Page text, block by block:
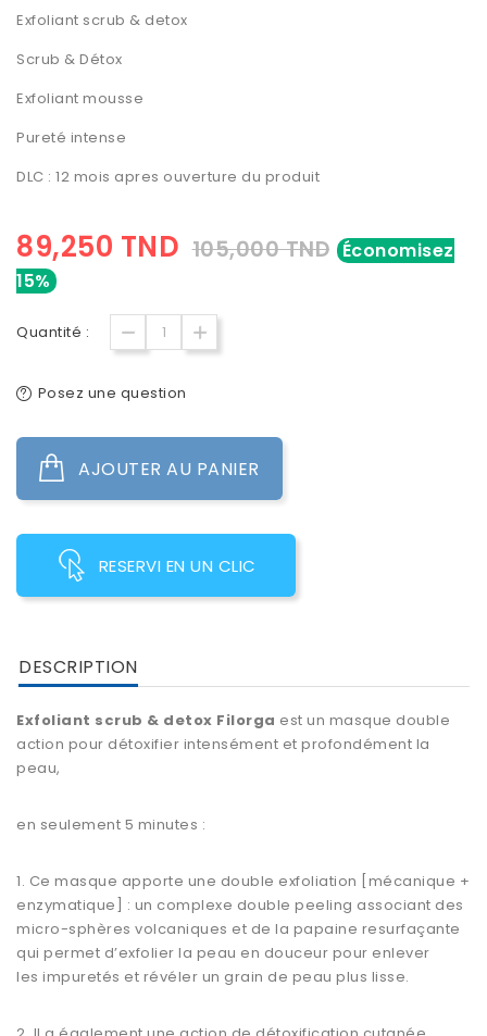
Exfoliant scrub & detox
Scrub & Détox
Exfoliant mousse
Pureté intense
DLC : 12 mois apres ouverture du produit
89,250 TND 105,000 TND Économisez
15%
Quantité :
Posez une question
AJOUTER AU PANIER
RESERVI EN UN CLIC
DESCRIPTION
Exfoliant scrub & detox Filorga est un masque double
action pour détoxifier intensément et profondément la
peau,
en seulement 5 minutes :
1. Ce masque apporte une double exfoliation [mécanique +
enzymatique] : un complexe double peeling associant des
micro-sphères volcaniques et de la papaine resurfaçante
qui permet d’exfolier la peau en douceur pour enlever
les impuretés et révéler un grain de peau plus lisse.